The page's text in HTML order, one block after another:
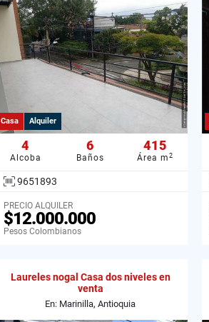
Casa Alquiler
4
Alcoba
6
Baños
415
Área m 2
9651893
PRECIO ALQUILER
$12.000.000
Pesos Colombianos
Laureles nogal Casa dos niveles en
venta
En: Marinilla, Antioquia